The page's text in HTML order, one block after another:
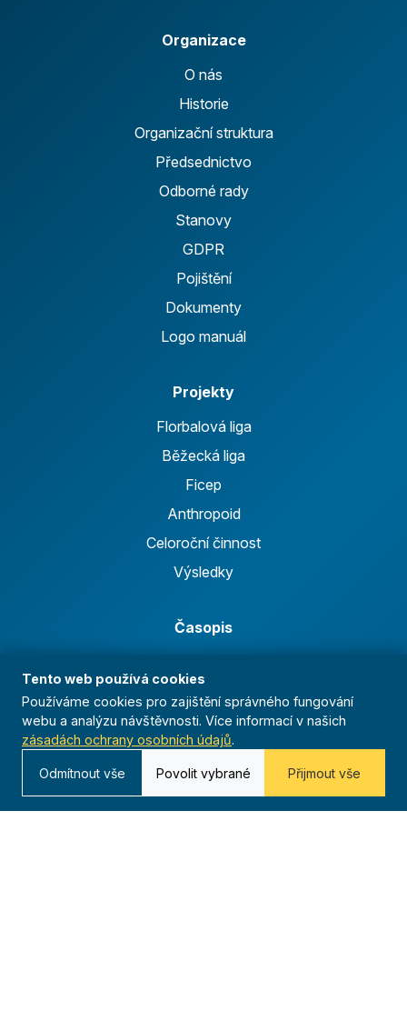
Organizace
O nás
Historie
Organizační struktura
Předsednictvo
Odborné rady
Stanovy
GDPR
Pojištění
Dokumenty
Logo manuál
Projekty
Florbalová liga
Běžecká liga
Ficep
Anthropoid
Celoroční činnost
Výsledky
Časopis
Kontakt
Kurská 792/3,
625 00 Brno
Tento web používá cookies
Používáme cookies pro zajištění správného fungování
webu a analýzu návštěvnosti. Více informací v našich
zásadách ochrany osobních údajů.
Odmítnout vše Povolit vybrané Přijmout vše